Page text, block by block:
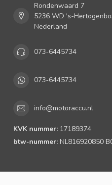
Rondenwaard 7
5236 WD 's-
Nederland
073-6445734
073-6445734
info@motoraccu.nl
KVK nummer: 17189374
btw-nummer: NL816920850